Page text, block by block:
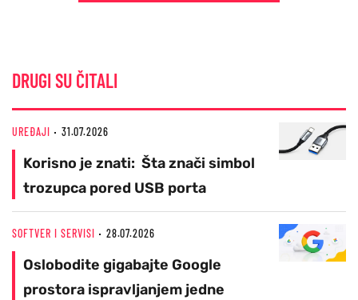
DRUGI SU ČITALI
UREĐAJI 31.07.2026
Korisno je znati: Šta znači simbol
trozupca pored USB porta
SOFTVER I SERVISI 28.07.2026
Oslobodite gigabajte Google
prostora ispravljanjem jedne